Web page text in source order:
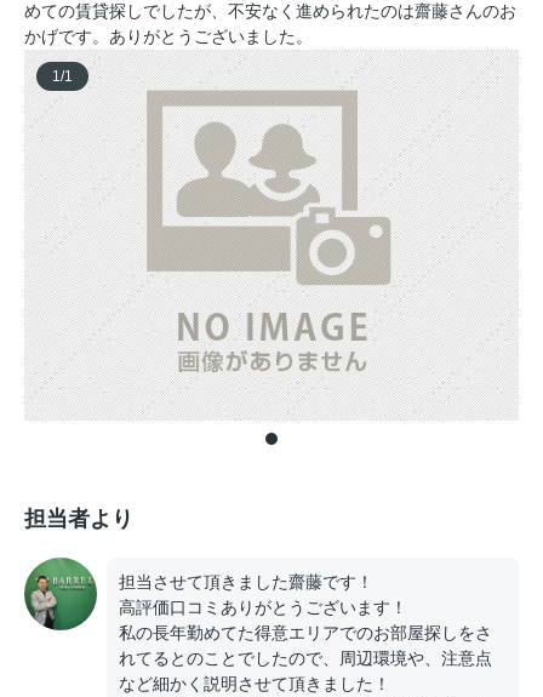
めての賃貸探しでしたが、不安なく進められたのは齋藤さんのお
かげです。ありがとうございました。
1/1
担当者より
担当させて頂きました齋藤です！
高評価口コミありがとうございます！
私の長年勤めてた得意エリアでのお部屋探しをさ
れてるとのことでしたので、周辺環境や、注意点
など細かく説明させて頂きました！